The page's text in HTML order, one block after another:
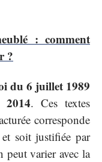
: comment
?
du 6 juillet 1989
. Ces textes
corresponde
soit justifiée par
peut varier avec la